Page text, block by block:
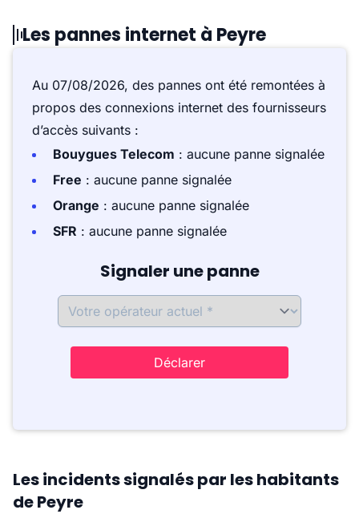
Les pannes internet à Peyre
Au 07/08/2026, des pannes ont été remontées à
propos des connexions internet des fournisseurs
d’accès suivants :
Bouygues Telecom : aucune panne signalée
Free : aucune panne signalée
Orange : aucune panne signalée
SFR : aucune panne signalée
Signaler une panne
Déclarer
Les incidents signalés par les habitants
de Peyre